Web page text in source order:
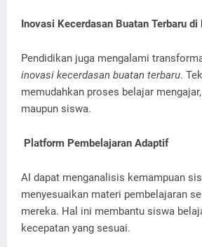
Inovasi Kecerdasan Buatan Terbaru
Pendidikan juga mengalami
inovasi kecerdasan buatan terbaru.
memudahkan proses belajar
maupun siswa.
Platform Pembelajaran Adaptif
AI dapat menganalisis kemampuan
menyesuaikan materi pembelajaran
mereka. Hal ini membantu siswa
kecepatan yang sesuai.